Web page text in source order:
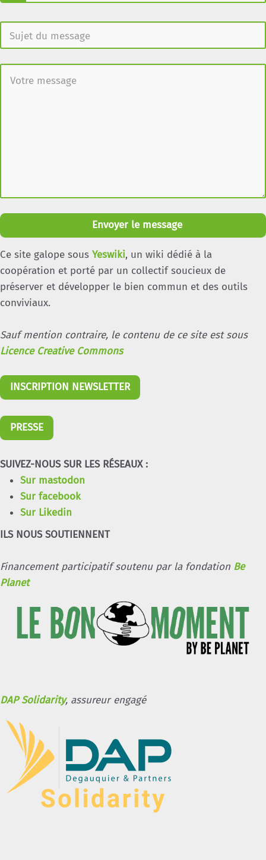
Envoyer le message
Ce site galope sous Yeswiki, un wiki dédié à la
coopération et porté par un collectif soucieux de
préserver et développer le bien commun et des outils
conviviaux.
Sauf mention contraire, le contenu de ce site est sous
Licence Creative Commons
INSCRIPTION NEWSLETTER
PRESSE
SUIVEZ-NOUS SUR LES RÉSEAUX :
Sur mastodon
Sur facebook
Sur Likedin
ILS NOUS SOUTIENNENT
Financement participatif soutenu par la fondation Be
Planet
DAP Solidarity, assureur engagé